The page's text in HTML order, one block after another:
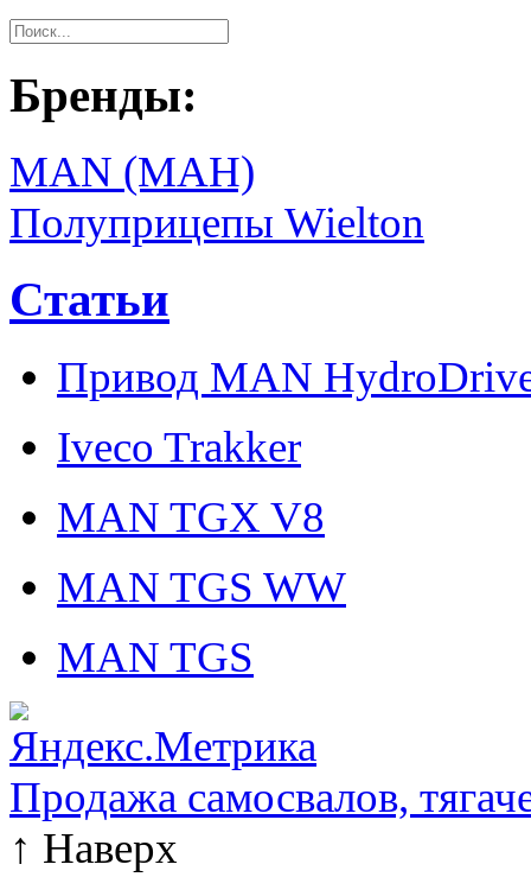
Бренды:
MAN (МАН)
Полуприцепы Wielton
Статьи
Привод MAN
Iveco Trakker
MAN TGX V8
MAN TGS WW
MAN TGS
Продажа самосвалов,
↑ Наверх